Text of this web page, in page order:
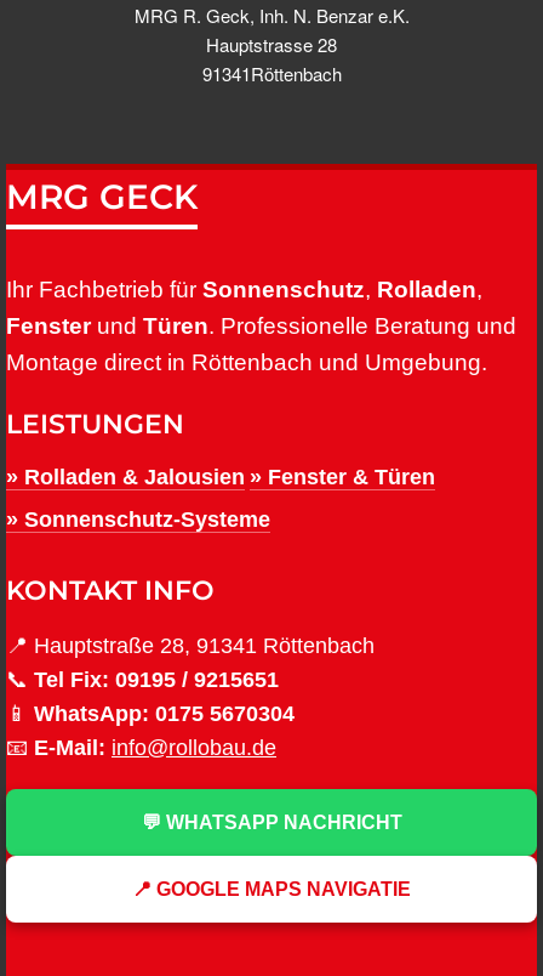
MRG R. Geck, Inh. N. Benzar e.K.
Hauptstrasse 28
91341Röttenbach
MRG GECK
Ihr Fachbetrieb für Sonnenschutz, Rolladen,
Fensterund Türen. Professionelle Beratung und
Montage direct in Röttenbach und Umgebung.
LEISTUNGEN
» Rolladen & Jalousien » Fenster & Türen
» Sonnenschutz-Systeme
KONTAKT INFO
📍 Hauptstraße 28, 91341 Röttenbach
📞 Tel Fix: 09195 / 9215651
📱 WhatsApp: 0175 5670304
📧 E-Mail: info@rollobau.de
💬 WHATSAPP NACHRICHT
📍 GOOGLE MAPS NAVIGATIE